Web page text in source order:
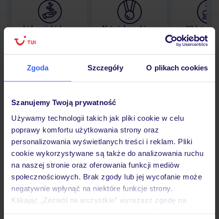
Zgoda Szczegóły O plikach cookies
Szanujemy Twoją prywatność
Używamy technologii takich jak pliki cookie w celu
poprawy komfortu użytkowania strony oraz
personalizowania wyświetlanych treści i reklam. Pliki
cookie wykorzystywane są także do analizowania ruchu
na naszej stronie oraz oferowania funkcji mediów
społecznościowych. Brak zgody lub jej wycofanie może
negatywnie wpłynąć na niektóre funkcje strony.
Klikając „Zezwól na wszystkie” wyrażasz zgodę na
Lider niskich cen
Największe biuro
30 lat w
Hotel
Opinie
Pokoje